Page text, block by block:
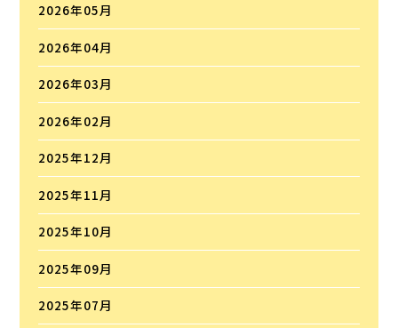
2026年05月
2026年04月
2026年03月
2026年02月
2025年12月
2025年11月
2025年10月
2025年09月
2025年07月